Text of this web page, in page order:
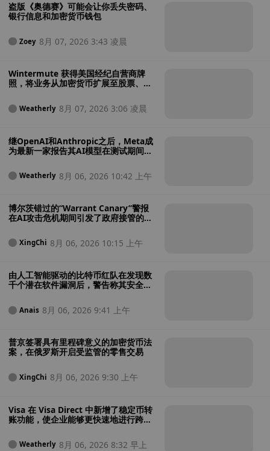
盗版《奥德赛》可能会让你丢失密码、
银行信息和加密货币钱包
Zoey 8月 07, 2026 3:43 凌晨
Wintermute 获得美国经纪自营商牌
照，将业务从加密货币扩展至股票、大
Weatherly 8月 07, 2026 3:06 凌晨
继OpenAI和Anthropic之后，Meta成
为最新一家报告其AI模型在测试期间入
Weatherly 8月 06, 2026 10:42 上午
博尔茨错过的“Warrant Canary”警报
在AI攻击危机期间引发了政府接管的担
XingChi 8月 06, 2026 10:15 上午
由人工智能驱动的比特币红队在发现数
千个潜在软件漏洞后，警告称其安全性
Anais 8月 06, 2026 9:41 上午
普京签署具有里程碑意义的加密货币法
案，在俄罗斯开启受监管的零售交易
XingChi 8月 06, 2026 9:30 上午
Visa 在 Visa Direct 中新增了稳定币转
账功能，使企业能够更快速地进行跨境
Weatherly 8月 06, 2026 8:32 早上